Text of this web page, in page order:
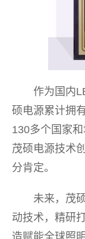
作为国内
硕电源累计拥
130多个国家
茂硕电源技术
分肯定。
未来，茂
动技术，精研